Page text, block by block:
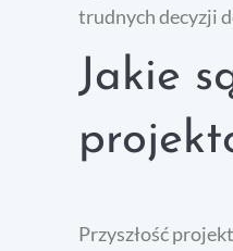
trudnych decyzji
Jakie
Przyszłość